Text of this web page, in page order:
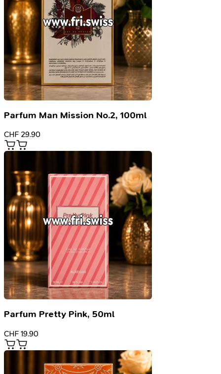
Parfum Man Mission No.2, 100ml
CHF 29.90
Parfum Pretty Pink, 50ml
CHF 19.90